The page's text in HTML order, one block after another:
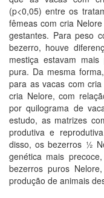
(p<0,05) entre os
fêmeas com cria
gestantes. Para peso
bezerro, houve
mestiça estavam
pura. Da mesma
para as vacas com
cria Nelore, com
por quilograma de
estudo, as matrizes
produtiva e
disso, os bezerros ½
genética mais
bezerros puros
produção de animais